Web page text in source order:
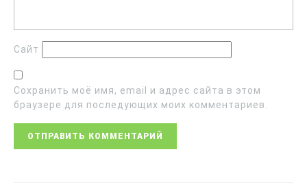
Сайт
Сохранить моё имя, email и адрес сайта в этом
браузере для последующих моих комментариев.